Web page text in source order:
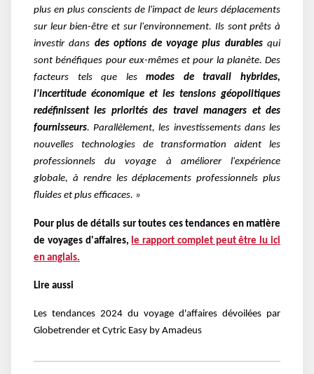
plus en plus conscients de l'impact de leurs déplacements
sur leur bien-être et sur l'environnement. Ils sont prêts à
investir dans des options de voyage plus durablesqui
sont bénéfiques pour eux-mêmes et pour la planète. Des
facteurs tels que lesmodes de travail hybrides,
l'incertitude économique et les tensions géopolitiques
redéfinissent les priorités des travel managers et des
fournisseurs. Parallèlement, les investissements dans les
nouvelles technologies de transformation aident les
professionnels du voyage à améliorer l'expérience
globale, à rendre les déplacements professionnels plus
fluides et plus efficaces. »
Pour plus de détails sur toutes ces tendances en matière
de voyages d'affaires, le rapport complet peut être lu ici
en anglais.
Lire aussi
Les tendances 2024 du voyage d'affaires dévoilées par
Globetrender et Cytric Easy by Amadeus